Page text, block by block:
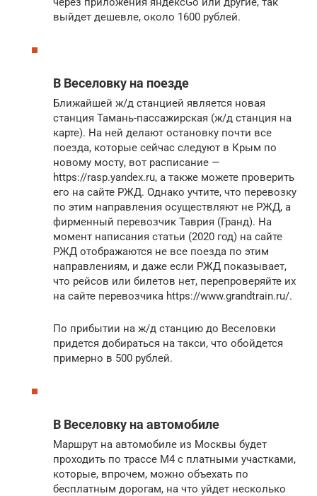
выйдет дешевле, около 1600 рублей.
В Веселовку на поезде
Ближайшей ж/д станцией является новая
станция Тамань-пассажирская (ж/д станция на
карте). На ней делают остановку почти все
поезда, которые сейчас следуют в Крым по
новому мосту, вот расписание —
https://rasp.yandex.ru, а также можете проверить
его на сайте РЖД. Однако учтите, что перевозку
по этим направления осуществляют не РЖД, а
фирменный перевозчик Таврия (Гранд). На
момент написания статьи (2020 год) на сайте
РЖД отображаются не все поезда по этим
направлениям, и даже если РЖД показывает,
что рейсов или билетов нет, перепроверяйте их
на сайте перевозчика https://www.grandtrain.ru/.
По прибытии на ж/д станцию до Веселовки
придется добираться на такси, что обойдется
примерно в 500 рублей.
В Веселовку на автомобиле
Маршрут на автомобиле из Москвы будет
проходить по трассе М4 с платными участками,
которые, впрочем, можно объехать по
бесплатным дорогам, на что уйдет несколько